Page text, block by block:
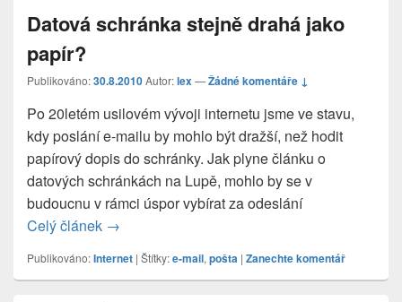
Datová schránka stejně drahá jako
papír?
Publikováno:30.8.2010Autor:lex—Žádné komentáře ↓
Po 20letém usilovém vývoji internetu jsme ve stavu,
kdy poslání e-mailu by mohlo být dražší, než hodit
papírový dopis do schránky. Jak plyne článku o
datových schránkách na Lupě, mohlo by se v
budoucnu v rámci úspor vybírat za odeslání
Celý článek Datová schránka stejně drahá jako papír?
→
Publikováno:Internet | Štítky:e-mail, pošta | Zanechte komentář